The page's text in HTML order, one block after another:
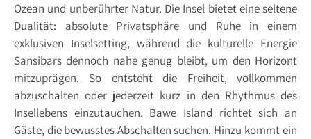
Ozean und unberührter Natur. Die Insel bietet eine seltene
Dualität: absolute Privatsphäre und Ruhe in einem
exklusiven Inselsetting, während die kulturelle Energie
Sansibars dennoch nahe genug bleibt, um den Horizont
mitzuprägen. So entsteht die Freiheit, vollkommen
abzuschalten oder jederzeit kurz in den Rhythmus des
Insellebens einzutauchen. Bawe Island richtet sich an
Gäste, die bewusstes Abschalten suchen. Hinzu kommt ein